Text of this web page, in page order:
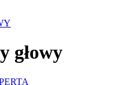
głowy